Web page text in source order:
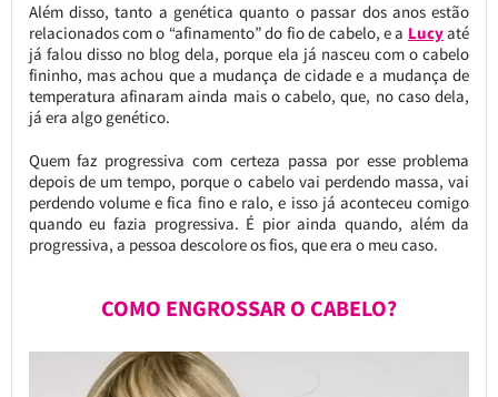
Além disso, tanto a genética quanto o passar dos anos estão
relacionados com o “afinamento” do fio de cabelo, e a Lucyaté
já falou disso no blog dela, porque ela já nasceu com o cabelo
fininho, mas achou que a mudança de cidade e a mudança de
temperatura afinaram ainda mais o cabelo, que, no caso dela,
já era algo genético.
Quem faz progressiva com certeza passa por esse problema
depois de um tempo, porque o cabelo vai perdendo massa, vai
perdendo volume e fica fino e ralo, e isso já aconteceu comigo
quando eu fazia progressiva. É pior ainda quando, além da
progressiva, a pessoa descolore os fios, que era o meu caso.
COMO ENGROSSAR O CABELO?